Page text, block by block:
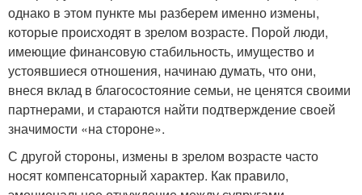
однако в этом пункте мы разберем именно измены,
которые происходят в зрелом возрасте. Порой люди,
имеющие финансовую стабильность, имущество и
устоявшиеся отношения, начинаю думать, что они,
внеся вклад в благосостояние семьи, не ценятся своими
партнерами, и стараются найти подтверждение своей
значимости «на стороне».
С другой стороны, измены в зрелом возрасте часто
носят компенсаторный характер. Как правило,